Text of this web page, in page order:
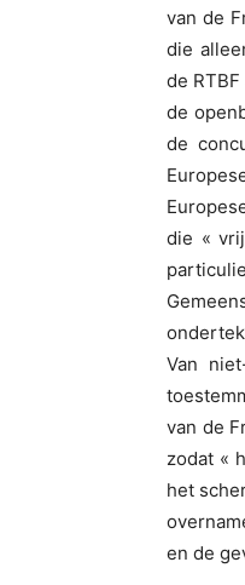
van de
die
de
de
de
die «
Van
van de
zodat «
het
en de